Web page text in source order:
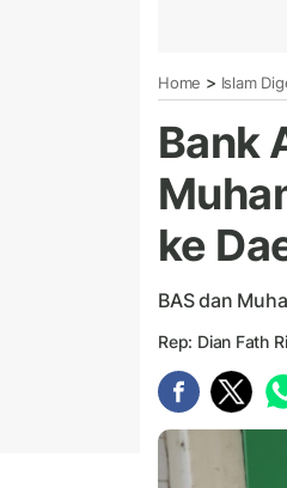
Home > Islam
Bank
ke
BAS dan
Rep: Dian Fath